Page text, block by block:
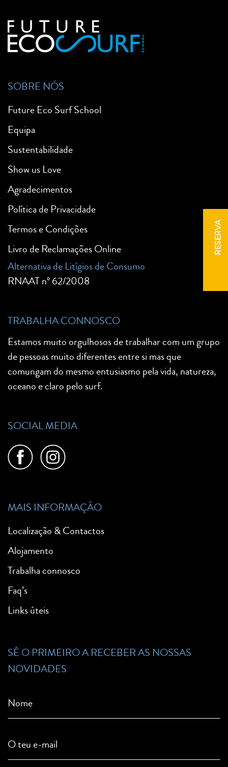
RESERVA
SOBRE NÓS
Future Eco Surf School
Equipa
Sustentabilidade
Show us Love
Agradecimentos
Política de Privacidade
Termos e Condições
Livro de Reclamações Online
Alternativa de Litígios de Consumo
RNAAT nº 62/2008
TRABALHA CONNOSCO
Estamos muito orgulhosos de trabalhar com um grupo
de pessoas muito diferentes entre si mas que
comungam do mesmo entusiasmo pela vida, natureza,
oceano e claro pelo surf.
SOCIAL MEDIA
MAIS INFORMAÇÃO
Localização & Contactos
Alojamento
Trabalha connosco
Faq’s
Links úteis
SÊ O PRIMEIRO A RECEBER AS NOSSAS
NOVIDADES
Nome
O teu e-mail